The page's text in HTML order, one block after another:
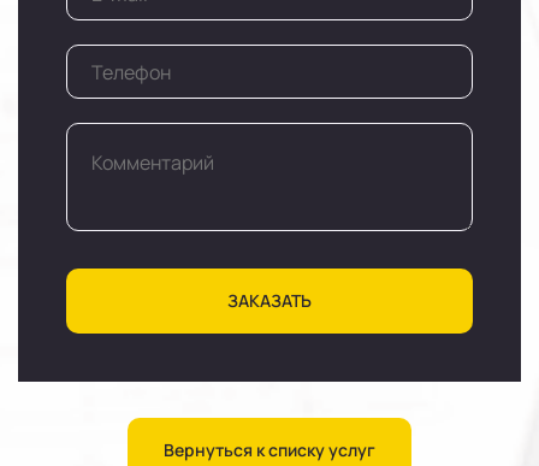
ЗАКАЗАТЬ
Вернуться к списку услуг